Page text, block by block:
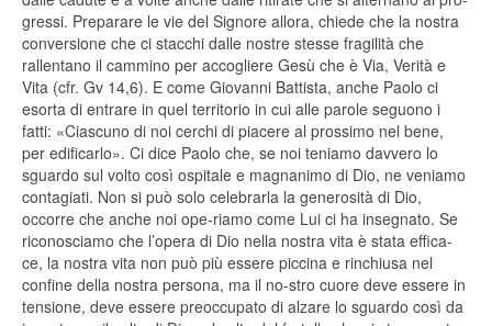
gressi. Preparare le vie del Signore allora, chiede che la nostra
conversione che ci stacchi dalle nostre stesse fragilità che
rallentano il cammino per accogliere Gesù che è Via, Verità e
Vita (cfr. Gv 14,6). E come Giovanni Battista, anche Paolo ci
esorta di entrare in quel territorio in cui alle parole seguono i
fatti: «Ciascuno di noi cerchi di piacere al prossimo nel bene,
per edificarlo». Ci dice Paolo che, se noi teniamo davvero lo
sguardo sul volto così ospitale e magnanimo di Dio, ne veniamo
contagiati. Non si può solo celebrarla la generosità di Dio,
occorre che anche noi ope-riamo come Lui ci ha insegnato. Se
riconosciamo che l’opera di Dio nella nostra vita è stata effica-
ce, la nostra vita non può più essere piccina e rinchiusa nel
confine della nostra persona, ma il no-stro cuore deve essere in
tensione, deve essere preoccupato di alzare lo sguardo così da